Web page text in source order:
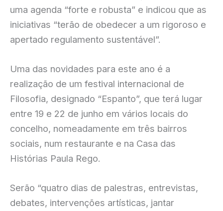
uma agenda “forte e robusta” e indicou que as
iniciativas “terão de obedecer a um rigoroso e
apertado regulamento sustentável”.
Uma das novidades para este ano é a
realização de um festival internacional de
Filosofia, designado “Espanto”, que terá lugar
entre 19 e 22 de junho em vários locais do
concelho, nomeadamente em três bairros
sociais, num restaurante e na Casa das
Histórias Paula Rego.
Serão “quatro dias de palestras, entrevistas,
debates, intervenções artísticas, jantar